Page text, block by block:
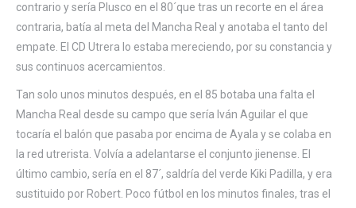
contrario y sería Plusco en el 80´que tras un recorte en el área
contraria, batía al meta del Mancha Real y anotaba el tanto del
empate. El CD Utrera lo estaba mereciendo, por su constancia y
sus continuos acercamientos.
Tan solo unos minutos después, en el 85 botaba una falta el
Mancha Real desde su campo que sería Iván Aguilar el que
tocaría el balón que pasaba por encima de Ayala y se colaba en
la red utrerista. Volvía a adelantarse el conjunto jienense. El
último cambio, sería en el 87´, saldría del verde Kiki Padilla, y era
sustituido por Robert. Poco fútbol en los minutos finales, tras el